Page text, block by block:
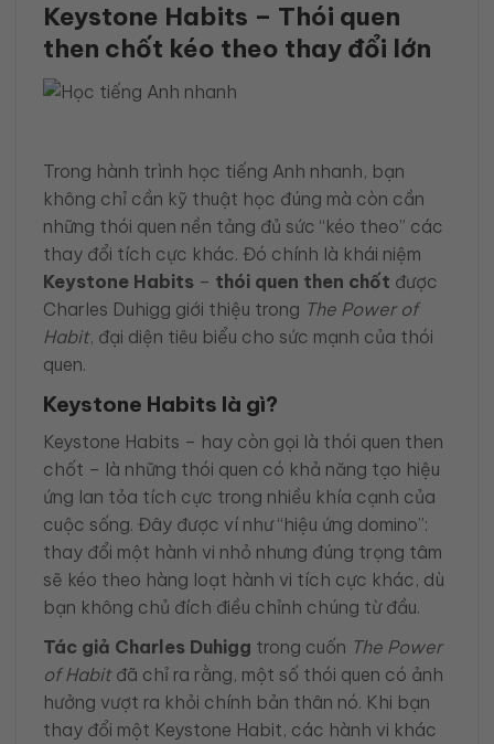
Keystone Habits – Thói quen
then chốt kéo theo thay đổi lớn
Trong hành trình học tiếng Anh nhanh, bạn
không chỉ cần kỹ thuật học đúng mà còn cần
những thói quen nền tảng đủ sức “kéo theo” các
thay đổi tích cực khác. Đó chính là khái niệm
Keystone Habits – thói quen then chốt được
Charles Duhigg giới thiệu trong The Power of
Habit, đại diện tiêu biểu cho sức mạnh của thói
quen.
Keystone Habits là gì?
Keystone Habits – hay còn gọi là thói quen then
chốt – là những thói quen có khả năng tạo hiệu
ứng lan tỏa tích cực trong nhiều khía cạnh của
cuộc sống. Đây được ví như “hiệu ứng domino”:
thay đổi một hành vi nhỏ nhưng đúng trọng tâm
sẽ kéo theo hàng loạt hành vi tích cực khác, dù
bạn không chủ đích điều chỉnh chúng từ đầu.
Tác giả Charles Duhigg trong cuốn The Power
of Habit đã chỉ ra rằng, một số thói quen có ảnh
hưởng vượt ra khỏi chính bản thân nó. Khi bạn
thay đổi một Keystone Habit, các hành vi khác